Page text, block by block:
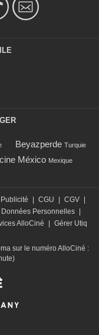
Beyazperde Turquie
México Mexique
Publicité CGU CGV
Données Personnelles
AlloCiné
Gérer Utiq
sur le numéro AlloCiné :